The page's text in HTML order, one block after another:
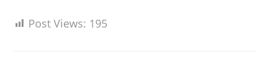
Post Views: 195